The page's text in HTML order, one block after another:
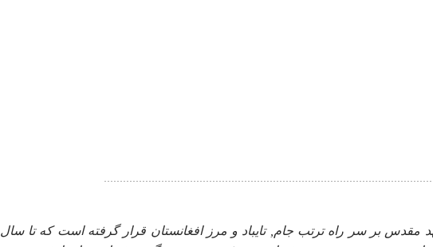
جنوب مشهد مقدس بر سر راه ترتب جام, تايباد و مرز افغانستان قرار گرفته است كه تا سال